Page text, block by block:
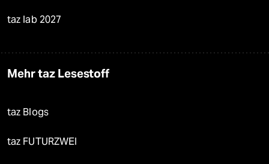
taz lab 2027
Mehr taz Lesestoff
taz Blogs
taz FUTURZWEI